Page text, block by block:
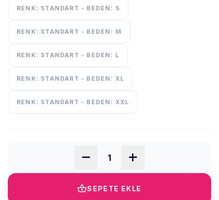
+90
55
RENK: STANDART - BEDEN: S
RENK: STANDART - BEDEN: M
RENK: STANDART - BEDEN: L
RENK: STANDART - BEDEN: XL
RENK: STANDART - BEDEN: XXL
remove add
shopping_basketSEPETE EKLE